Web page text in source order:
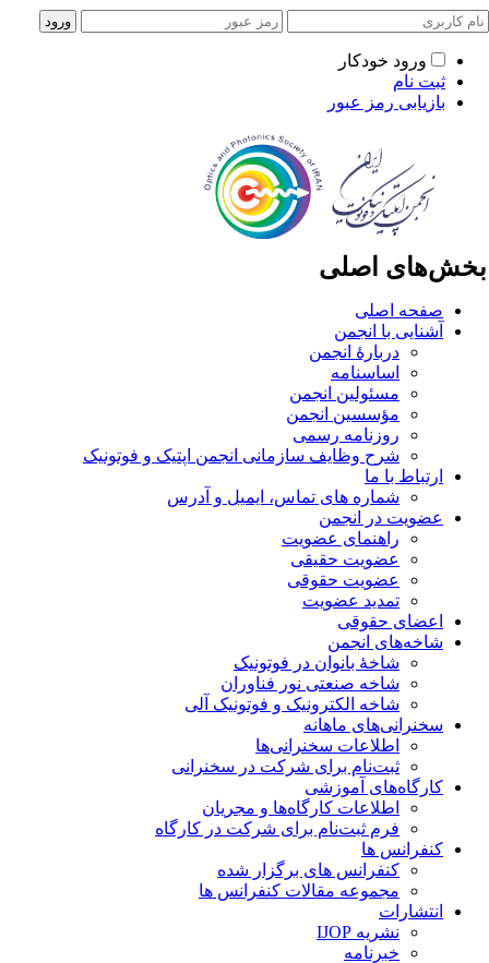
ورود خودکار
ثبت نام
بازیابی رمز عبور
اصلی
صفحه اصلی
آشنایی با انجمن
دربارۀ انجمن
اساسنامه
مسئولین انجمن
مؤسسین انجمن
روزنامه رسمی
شرح وظایف سازمانی انجمن اپتیک و فوتونیک
ارتباط با ما
شماره های تماس، ایمیل و آدرس
عضویت در انجمن
راهنمای عضویت
عضویت حقیقی
عضویت حقوقی
تمدید عضویت
اعضای حقوقی
شاخه‌های انجمن
شاخۀ بانوان در فوتونیک
شاخه صنعتی نور فناوران
شاخه‌ الکترونیک و فوتونیک آلی
سخنرانی‌های ماهانه
اطلاعات سخنرانی‌‌ها
ثبت‌نام برای شرکت در سخنرانی
کارگاه‌های آموزشی
اطلاعات کارگاه‌ها و مجریان
فرم ثبت‌نام برای شرکت در کارگاه
کنفرانس ها
کنفرانس های برگزار شده
مجموعه مقالات کنفرانس ها
انتشارات
نشریه IJOP
خبرنامه